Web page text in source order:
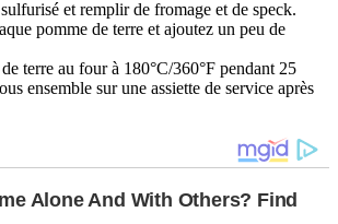
et remplir de fromage et de speck.
pomme de terre et ajoutez un peu de
terre au four à 180°C/360°F pendant 25
ensemble sur une assiette de service après